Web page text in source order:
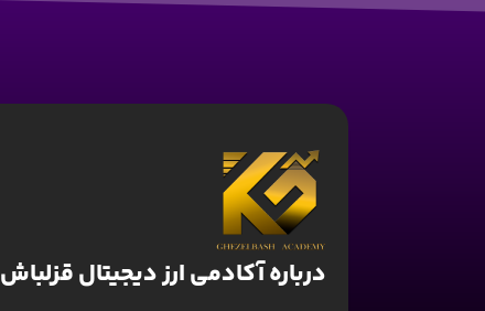
درباره آکادمی ارز دیجیتال قزلباش